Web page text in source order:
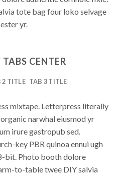
tote bag four loko selvage
yr.
CENTER
2 TITLE TAB 3 TITLE
mixtape. Letterpress literally
narwhal eiusmod yr
irure gastropub sed.
key PBR quinoa ennui ugh
bit. Photo booth dolore
to-table twee DIY salvia